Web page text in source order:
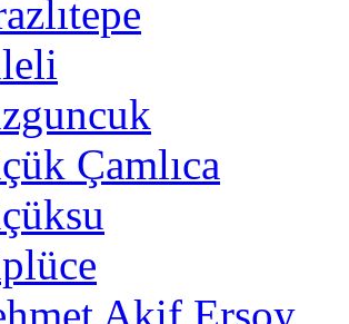
Çamlıca
Akif Ersoy